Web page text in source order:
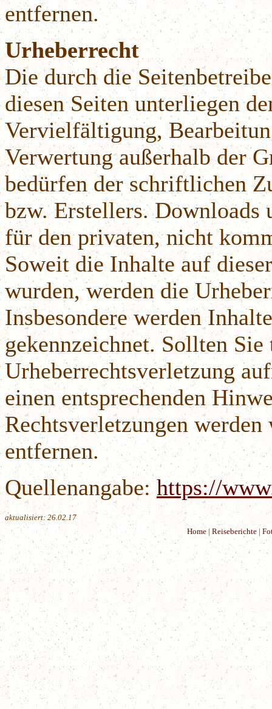
entfernen.
Urheberrecht
Die durch die
diesen Seiten unterliegen
Vervielfältigung,
Verwertung außerhalb der
bedürfen der schriftlichen
bzw. Erstellers. Downloads
für den privaten, nicht
Soweit die Inhalte auf
wurden, werden die
Insbesondere werden
gekennzeichnet. Sollten
Urheberrechtsverletzung
einen entsprechenden
Rechtsverletzungen
entfernen.
Quellenangabe:https://
aktualisiert: 26.02.17
Home| Reiseberichte|